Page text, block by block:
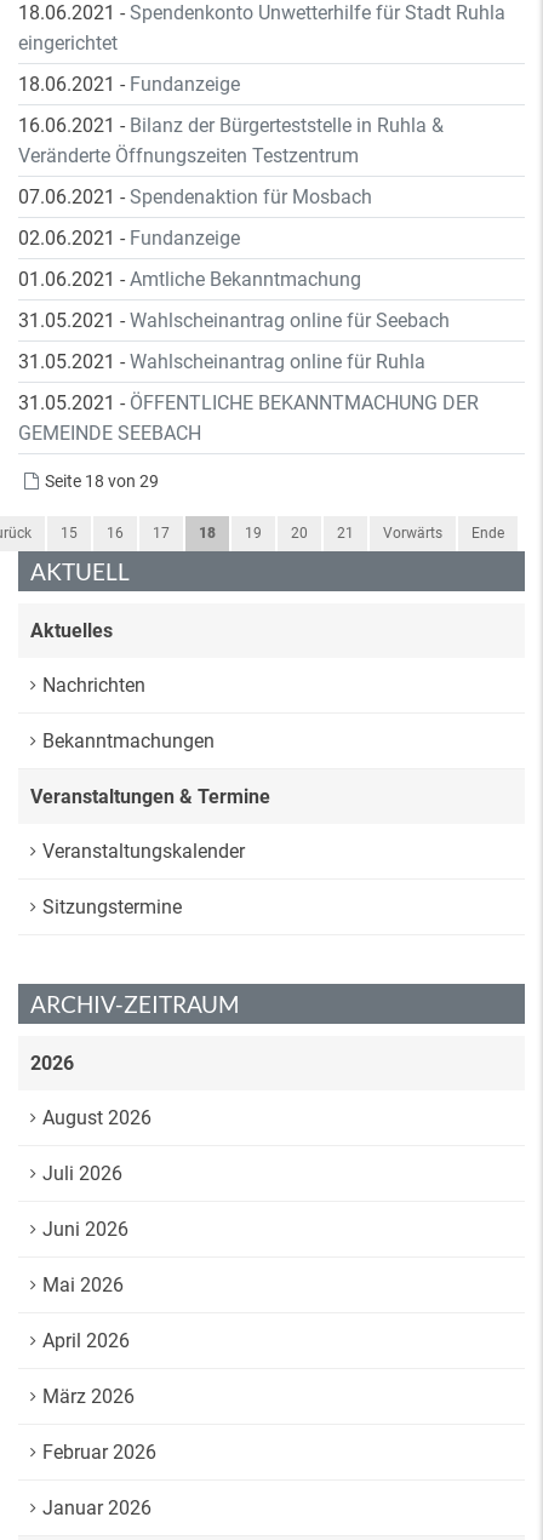
18.06.2021 - Spendenkonto Unwetterhilfe für Stadt Ruhla
eingerichtet
18.06.2021 - Fundanzeige
16.06.2021 - Bilanz der Bürgerteststelle in Ruhla &
Veränderte Öffnungszeiten Testzentrum
07.06.2021 - Spendenaktion für Mosbach
02.06.2021 - Fundanzeige
01.06.2021 - Amtliche Bekanntmachung
31.05.2021 - Wahlscheinantrag online für Seebach
31.05.2021 - Wahlscheinantrag online für Ruhla
31.05.2021 - ÖFFENTLICHE BEKANNTMACHUNG DER
GEMEINDE SEEBACH
Seite 18 von 29
15 16 17 18 19 20 21 Vorwärts Ende
AKTUELL
Aktuelles
Nachrichten
Bekanntmachungen
Veranstaltungen & Termine
Veranstaltungskalender
Sitzungstermine
ARCHIV-ZEITRAUM
2026
August 2026
Juli 2026
Juni 2026
Mai 2026
April 2026
März 2026
Februar 2026
Januar 2026